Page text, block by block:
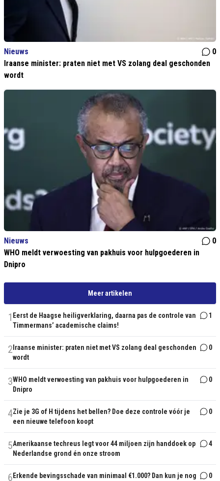
Nieuws
0
Iraanse minister: praten niet met VS zolang deal geschonden
wordt
Nieuws
0
WHO meldt verwoesting van pakhuis voor hulpgoederen in
Dnipro
Meer artikelen
1 Eerst de Haagse heiligverklaring, daarna pas de controle van
Timmermans’ academische claims!
1
2 Iraanse minister: praten niet met VS zolang deal geschonden
wordt
0
3WHO meldt verwoesting van pakhuis voor hulpgoederen in
Dnipro
0
4Zie je 3G of H tijdens het bellen? Doe deze controle vóór je
een nieuwe telefoon koopt
0
5Amerikaanse techreus legt voor 44 miljoen zijn handdoek op
Nederlandse grond én onze stroom
4
6 Erkende bevingsschade van minimaal €1.000? Dan kun je nog 0